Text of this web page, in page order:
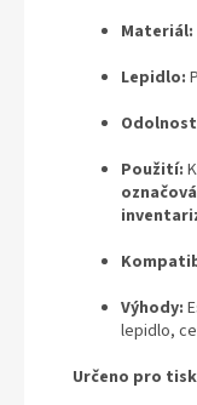
Materiál:
Lepidlo:
Použití:
Výhody:
lepidlo,
Určeno pro